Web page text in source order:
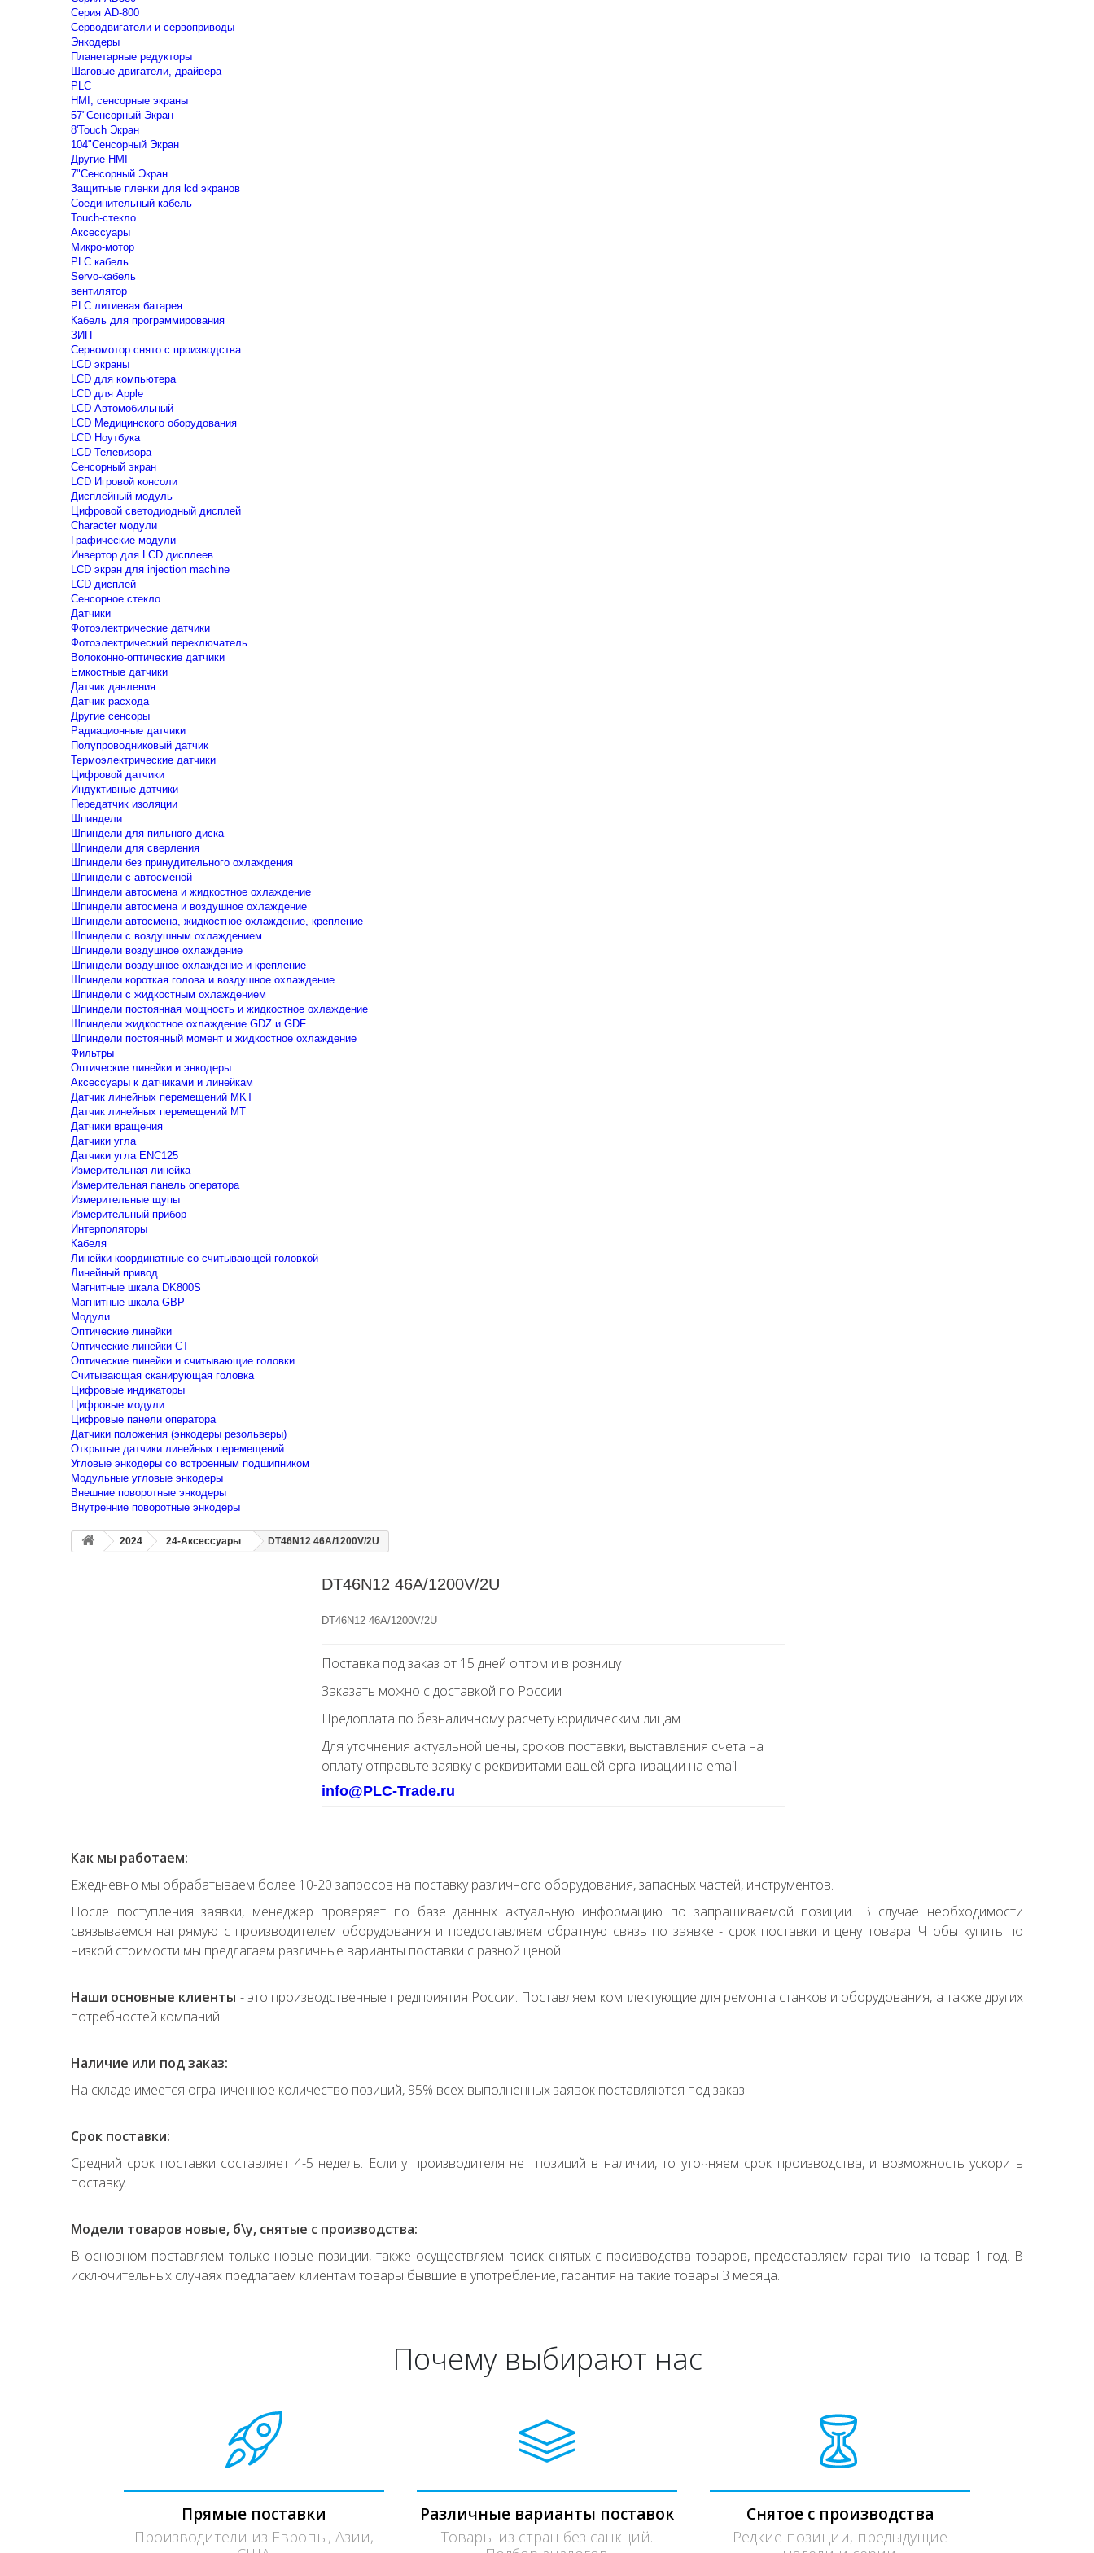
Серия AD-800
Серводвигатели и сервоприводы
Энкодеры
Планетарные редукторы
Шаговые двигатели, драйвера
PLC
HMI, сенсорные экраны
57"Сенсорный Экран
8'Touch Экран
104"Сенсорный Экран
Другие HMI
7"Сенсорный Экран
Защитные пленки для lcd экранов
Соединительный кабель
Touch-стекло
Аксессуары
Микро-мотор
PLC кабель
Servo-кабель
вентилятор
PLC литиевая батарея
Кабель для программирования
ЗИП
Сервомотор снято с производства
LCD экраны
LCD для компьютера
LCD для Apple
LCD Автомобильный
LCD Медицинского оборудования
LCD Ноутбука
LCD Телевизора
Сенсорный экран
LCD Игровой консоли
Дисплейный модуль
Цифровой светодиодный дисплей
Сharacter модули
Графические модули
Инвертор для LCD дисплеев
LCD экран для injection machine
LCD дисплей
Сенсорное стекло
Датчики
Фотоэлектрические датчики
Фотоэлектрический переключатель
Волоконно-оптические датчики
Емкостные датчики
Датчик давления
Датчик расхода
Другие сенсоры
Радиационные датчики
Полупроводниковый датчик
Термоэлектрические датчики
Цифровой датчики
Индуктивные датчики
Передатчик изоляции
Шпиндели
Шпиндели для пильного диска
Шпиндели для сверления
Шпиндели без принудительного охлаждения
Шпиндели с автосменой
Шпиндели автосмена и жидкостное охлаждение
Шпиндели автосмена и воздушное охлаждение
Шпиндели автосмена, жидкостное охлаждение, крепление
Шпиндели с воздушным охлаждением
Шпиндели воздушное охлаждение
Шпиндели воздушное охлаждение и крепление
Шпиндели короткая голова и воздушное охлаждение
Шпиндели с жидкостным охлаждением
Шпиндели постоянная мощность и жидкостное охлаждение
Шпиндели жидкостное охлаждение GDZ и GDF
Шпиндели постоянный момент и жидкостное охлаждение
Фильтры
Оптические линейки и энкодеры
Аксессуары к датчиками и линейкам
Датчик линейных перемещений MKT
Датчик линейных перемещений MT
Датчики вращения
Датчики угла
Датчики угла ENC125
Измерительная линейка
Измерительная панель оператора
Измерительные щупы
Измерительный прибор
Интерполяторы
Кабеля
Линейки координатные со считывающей головкой
Линейный привод
Магнитные шкала DK800S
Магнитные шкала GBP
Модули
Оптические линейки
Оптические линейки CT
Оптические линейки и считывающие головки
Считывающая сканирующая головка
Цифровые индикаторы
Цифровые модули
Цифровые панели оператора
Датчики положения (энкодеры резольверы)
Открытые датчики линейных перемещений
Угловые энкодеры со встроенным подшипником
Модульные угловые энкодеры
Внешние поворотные энкодеры
Внутренние поворотные энкодеры
2024 24-Аксессуары DT46N12 46A/1200V/2U
DT46N12 46A/1200V/2U
DT46N12 46A/1200V/2U
Поставка под заказ от 15 дней оптом и в розницу
Заказать можно с доставкой по России
Предоплата по безналичному расчету юридическим лицам
Для уточнения актуальной цены, сроков поставки, выставления счета на
оплату отправьте заявку с реквизитами вашей организации на email
info@PLC-Trade.ru
Как мы работаем:
Ежедневно мы обрабатываем более 10-20 запросов на поставку различного оборудования, запасных частей, инструментов.
После поступления заявки, менеджер проверяет по базе данных актуальную информацию по запрашиваемой позиции. В случае необходимости
связываемся напрямую с производителем оборудования и предоставляем обратную связь по заявке - срок поставки и цену товара. Чтобы купить по
низкой стоимости мы предлагаем различные варианты поставки с разной ценой.
Наши основные клиенты - это производственные предприятия России. Поставляем комплектующие для ремонта станков и оборудования, а также других
потребностей компаний.
Наличие или под заказ:
На складе имеется ограниченное количество позиций, 95% всех выполненных заявок поставляются под заказ.
Срок поставки:
Средний срок поставки составляет 4-5 недель. Если у производителя нет позиций в наличии, то уточняем срок производства, и возможность ускорить
поставку.
Модели товаров новые, б\у, снятые с производства:
В основном поставляем только новые позиции, также осуществляем поиск снятых с производства товаров, предоставляем гарантию на товар 1 год. В
исключительных случаях предлагаем клиентам товары бывшие в употребление, гарантия на такие товары 3 месяца.
Почему выбирают нас
Прямые поставки
Производители из Европы, Азии,
Различные варианты поставок
Товары из стран без санкций.
Снятое с производства
Редкие позиции, предыдущие